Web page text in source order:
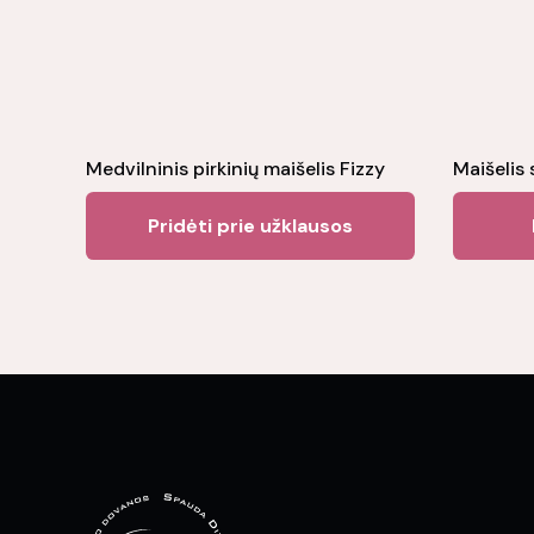
Medvilninis pirkinių maišelis Fizzy
Pridėti prie užklausos
Maišelis